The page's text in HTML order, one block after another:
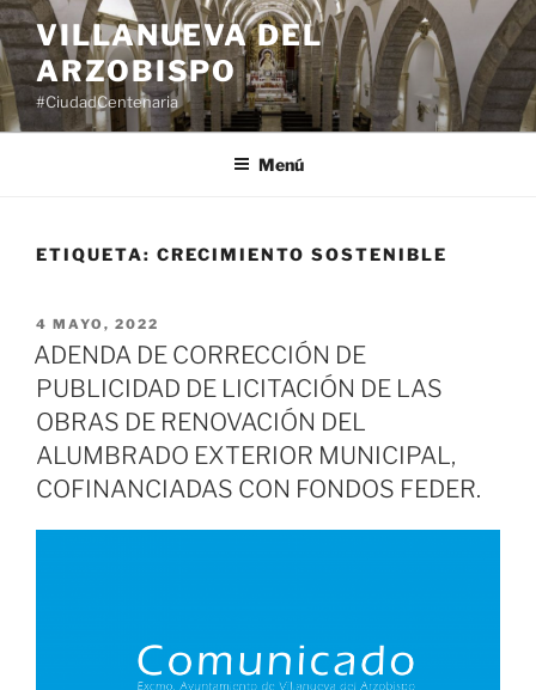
Saltar
al
contenido
VILLANUEVA DEL
ARZOBISPO
#CiudadCentenaria
Menú
ETIQUETA: CRECIMIENTO SOSTENIBLE
PUBLICADO
EL
4 MAYO, 2022
ADENDA DE CORRECCIÓN DE
PUBLICIDAD DE LICITACIÓN DE LAS
OBRAS DE RENOVACIÓN DEL
ALUMBRADO EXTERIOR MUNICIPAL,
COFINANCIADAS CON FONDOS FEDER.